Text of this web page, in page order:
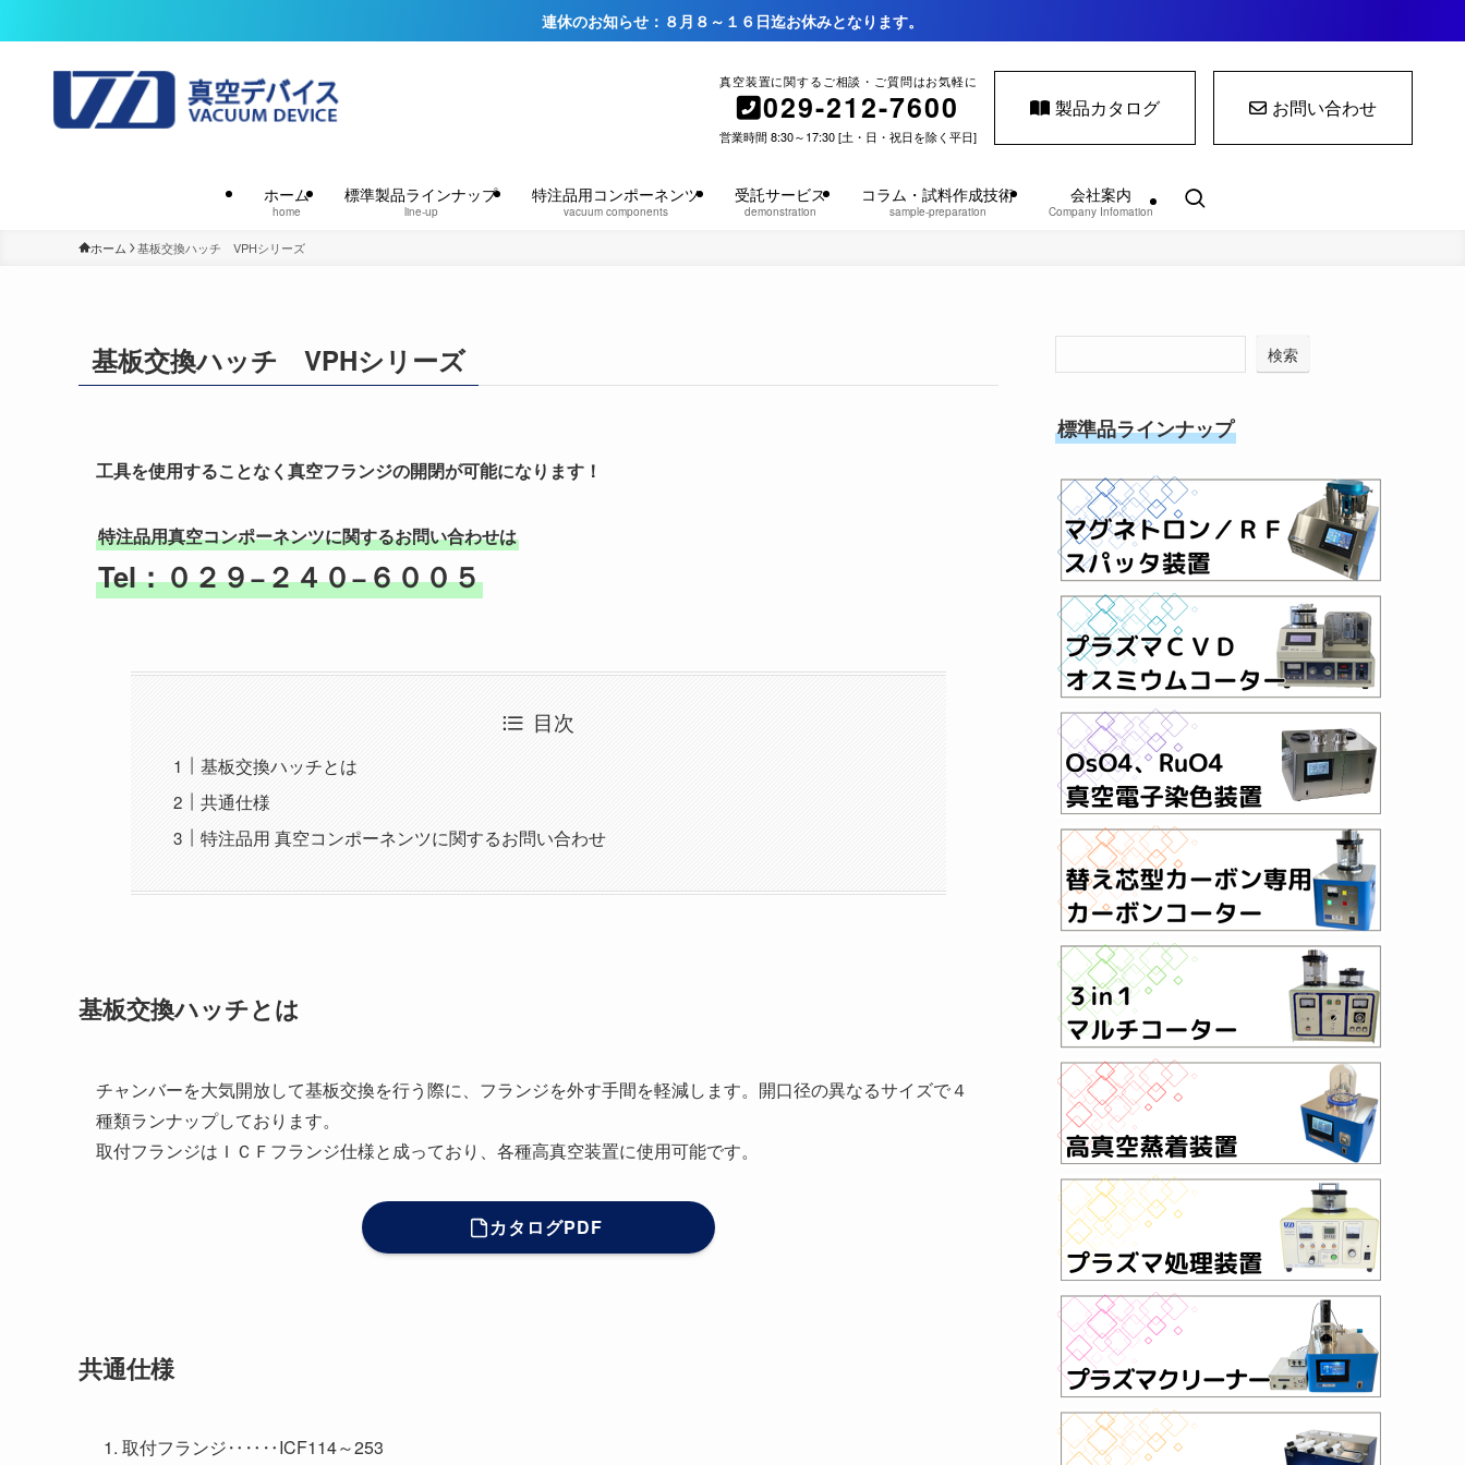
連休のお知らせ：８月８～１６日迄お休みとなります。
真空装置に関するご相談・ご質問はお気軽に
029-212-7600
営業時間 8:30～17:30 [土・日・祝日を除く平日]
製品カタログ お問い合わせ
ホーム
home
標準製品ラインナップ
line-up
特注品用コンポーネンツ
vacuum components
受託サービス
demonstration
コラム・試料作成技術
sample-preparation
会社案内
Company Infomation
ホーム 基板交換ハッチ VPHシリーズ
基板交換ハッチ VPHシリーズ
工具を使用することなく真空フランジの開閉が可能になります！
特注品用真空コンポーネンツに関するお問い合わせは
Tel：０２９−２４０−６００５
目次
基板交換ハッチとは
共通仕様
特注品用 真空コンポーネンツに関するお問い合わせ
基板交換ハッチとは
チャンバーを大気開放して基板交換を行う際に、フランジを外す手間を軽減します。開口径の異なるサイズで４
種類ランナップしております。
取付フランジはＩＣＦフランジ仕様と成っており、各種高真空装置に使用可能です。
カタログPDF
共通仕様
取付フランジ‥‥‥ICF114～253
検索
標準品ラインナップ